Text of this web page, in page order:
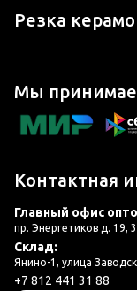
Резка
Мы
Контактная
Главный офис
пр. Энергетиков д. 19,
Склад:
Янино-1, улица
+7 812 441 31 88